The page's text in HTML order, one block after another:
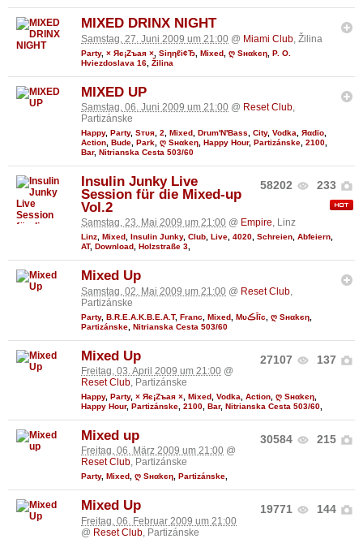
MIXED DRINX NIGHT
Samstag, 27. Juni 2009 um 21:00 @ Miami Club , Žilina
Party, × Яє¡Zъaя × Siηηℓі¢Ђ Mixed ღ Sнαkєη P. O.
Hviezdoslava 16 Žilina
MIXED UP
Samstag, 06. Juni 2009 um 21:00 @ Reset Club,
Partizánske
Happy, Party, Sтυя 2 Mixed Drum'N'Bass City, Vodka Яαdϊo
Action Bude Park ღ Sнαkєη Happy Hour, Partizánske 2100
Bar, Nitrianska Cesta 503/60
58202 233
Insulin Junky Live
Session für die Mixed-up
Vol.2
Samstag, 23. Mai 2009 um 21:00 @ Empire, Linz
Linz, Mixed, Insulin Junky, Club, Live, 4020, Schreien, Abfeiern,
AT, Download, Holzstraße 3,
Mixed Up
Samstag, 02. Mai 2009 um 21:00 @ Reset Club
Partizánske
Party, B.R.E.A.K.B.E.A.T, Franc Mixed MυڪĪīc ღ Sнαkєη
Partizánske Nitrianska Cesta 503/60
27107 137
Mixed Up
Freitag, 03. April 2009 um 21:00 @
Reset Club, Partizánske
Happy, Party, × Яє¡Zъaя × Mixed Vodka Action ღ Sнαkєη
Happy Hour, Partizánske 2100 Bar, Nitrianska Cesta 503/60
30584 215
Mixed up
Freitag, 06. März 2009 um 21:00 @
Reset Club, Partizánske
Party, Mixed, ღ Sнαkєη, Partizánske,
19771 144
Mixed Up
Freitag, 06. Februar 2009 um 21:00
@ Reset Club , Partizánske